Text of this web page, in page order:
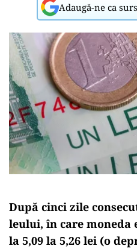
Adaugă-ne ca
După cinci zile
leului, în care moneda
la 5,09 la 5,26 lei (o